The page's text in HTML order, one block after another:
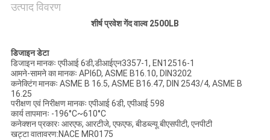
उत्पाद विवरण
शीर्ष प्रवेश गेंद वाल्व 2500LB
डिजाइन डेटा
डिजाइन मानकः एपीआई 6डी,डीआईएन3357-1, EN12516-1
आमने-सामने का मानकः API6D, ASME B16.10, DIN3202
कनेक्टिंग मानकः ASME B 16.5, ASME B16.47, DIN 2543/4, ASME B
16.25
परीक्षण एवं निरीक्षण मानकः एपीआई 6डी, एपीआई 598
कार्य तापमानः -196°C~610°C
कनेक्शन प्रकारः आरएफ, आरटीजे, एफएफ, बीडब्ल्यू.बीएसपीटी, एनपीटी
खट्टा वातावरण:NACE MR0175